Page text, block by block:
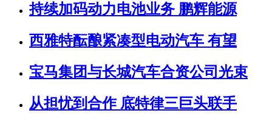
持续加码动力电池业务 鹏辉能源
西雅特酝酿紧凑型电动汽车 有望
宝马集团与长城汽车合资公司光束
从担忧到合作 底特律三巨头联手